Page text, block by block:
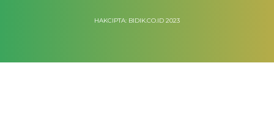
HAKCIPTA: BIDIK.CO.ID 2023